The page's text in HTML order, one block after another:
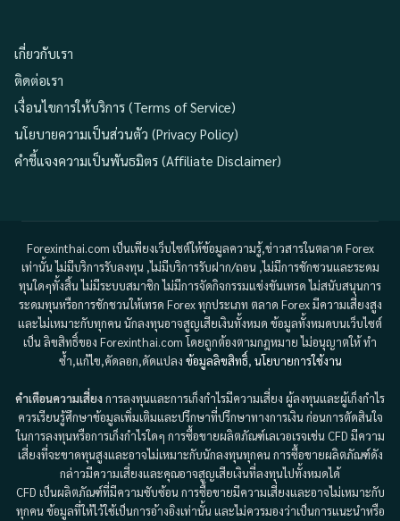
เกี่ยวกับเรา
ติดต่อเรา
เงื่อนไขการให้บริการ (Terms of Service)
นโยบายความเป็นส่วนตัว (Privacy Policy)
คำชี้แจงความเป็นพันธมิตร (Affiliate Disclaimer)
Forexinthai.com เป็นเพียงเว็บไซต์ให้ข้อมูลความรู้,ข่าวสารในตลาด Forex
เท่านั้น ไม่มีบริการรับลงทุน ,ไม่มีบริการรับฝาก/ถอน ,ไม่มีการชักชวนและระดม
ทุนใดๆทั้งสิ้น ไม่มีระบบสมาชิก ไม่มีการจัดกิจกรรมแข่งขันเทรด ไม่สนับสนุนการ
ระดมทุนหรือการชักชวนให้เทรด Forex ทุกประเภท ตลาด Forex มีความเสี่ยงสูง
และไม่เหมาะกับทุกคน นักลงทุนอาจสูญเสียเงินทั้งหมด ข้อมูลทั้งหมดบนเว็บไซต์
เป็น ลิขสิทธิ์ของ Forexinthai.com โดยถูกต้องตามกฎหมาย ไม่อนุญาตให้ ทำ
ซ้ำ,แก้ไข,คัดลอก,ดัดแปลง ข้อมูลลิขสิทธิ์, นโยบายการใช้งาน
คำเตือนความเสี่ยงการลงทุนและการเก็งกำไรมีความเสี่ยง ผู้ลงทุนและผู้เก็งกำไร
ควรเรียนรู้ศึกษาข้อมูลเพิ่มเติมและปรึกษาที่ปรึกษาทางการเงิน ก่อนการตัดสินใจ
ในการลงทุนหรือการเก็งกำไรใดๆ การซื้อขายผลิตภัณฑ์เลเวอเรจเช่น CFD มีความ
เสี่ยงที่จะขาดทุนสูงและอาจไม่เหมาะกับนักลงทุนทุกคน การซื้อขายผลิตภัณฑ์ดัง
กล่าวมีความเสี่ยงและคุณอาจสูญเสียเงินที่ลงทุนไปทั้งหมดได้
CFD เป็นผลิตภัณฑ์ที่มีความซับซ้อน การซื้อขายมีความเสี่ยงและอาจไม่เหมาะกับ
ทุกคน ข้อมูลที่ให้ไว้ใช้เป็นการอ้างอิงเท่านั้น และไม่ควรมองว่าเป็นการแนะนำหรือ